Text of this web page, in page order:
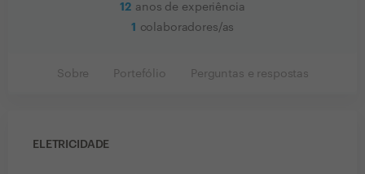
12 anos de experiência
1
colaboradores/as
Sobre Portefólio Perguntas e respostas
ELETRICIDADE